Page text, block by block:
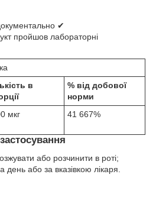
✔
пройшов лабораторні
в
% від добової
норми
мкг 41 667%
або розчинити в роті;
або за вказівкою лікаря.